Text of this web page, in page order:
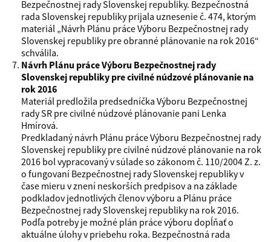
Bezpečnostnej rady Slovenskej republiky. Bezpečnostná
rada Slovenskej republiky prijala uznesenie č. 474, ktorým
materiál „Návrh Plánu práce Výboru Bezpečnostnej rady
Slovenskej republiky pre obranné plánovanie na rok 2016“
schválila.
Návrh Plánu práce Výboru Bezpečnostnej rady
Slovenskej republiky pre civilné núdzové plánovanie na
rok 2016
Materiál predložila predsedníčka Výboru Bezpečnostnej
rady SR pre civilné núdzové plánovanie pani Lenka
Hmírová.
Predkladaný návrh Plánu práce Výboru Bezpečnostnej rady
Slovenskej republiky pre civilné núdzové plánovanie na rok
2016 bol vypracovaný v súlade so zákonom č. 110/2004 Z. z.
o fungovaní Bezpečnostnej rady Slovenskej republiky v
čase mieru v znení neskorších predpisov a na základe
podkladov jednotlivých členov výboru a Plánu práce
Bezpečnostnej rady Slovenskej republiky na rok 2016.
Podľa potreby je možné plán práce výboru dopĺňať o
aktuálne úlohy v priebehu roka. Bezpečnostná rada